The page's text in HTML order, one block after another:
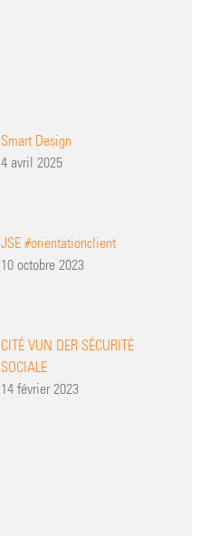
Smart Design
4 avril 2025
JSE #orientationclient
10 octobre 2023
CITÉ VUN DER SÉCURITÉ
SOCIALE
14 février 2023